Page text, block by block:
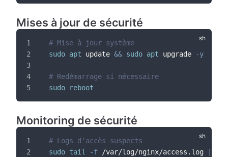
Mises à jour de sécurité
# Mise à jour système
sudo apt update && sudo apt upgrade -y
# Redémarrage si nécessaire
sudo
reboot
Monitoring de sécurité
# Logs d'accès suspects
sudo tail -f /var/log/nginx/access.log